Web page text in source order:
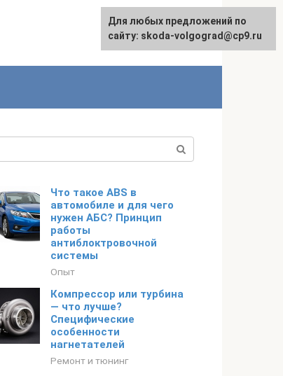
Что такое ABS в
автомобиле и для чего
нужен АБС? Принцип
работы
антиблоктровочной
системы
Опыт
Компрессор или турбина
— что лучше?
Специфические
особенности
нагнетателей
Ремонт и тюнинг
Для любых предложений по
сайту: skoda-volgograd@cp9.ru